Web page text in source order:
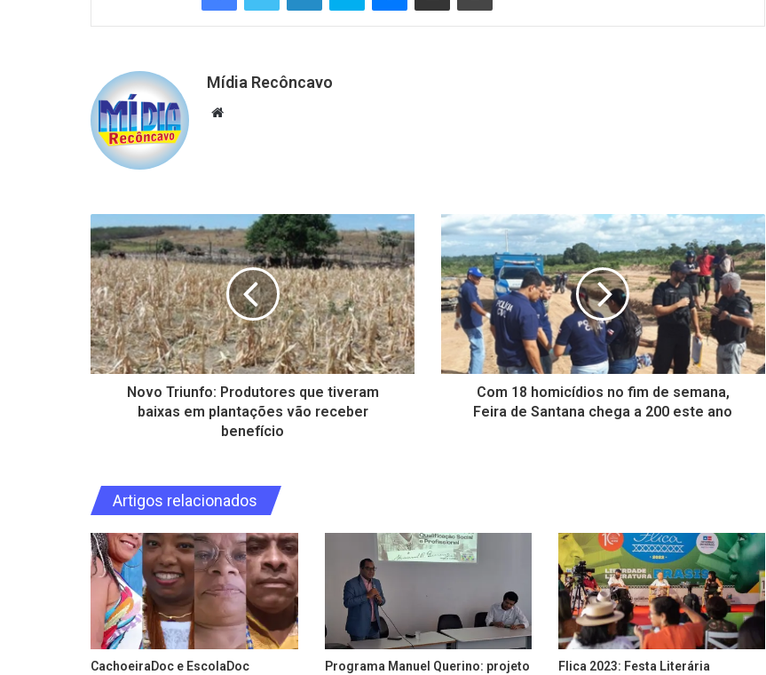
Mídia Recôncavo
Website
Novo Triunfo: Produtores que tiveram
baixas em plantações vão receber
benefício
Com 18 homicídios no fim de semana,
Feira de Santana chega a 200 este ano
Artigos relacionados
CachoeiraDoc e EscolaDoc
Programa Manuel Querino: projeto
Flica 2023: Festa Literária